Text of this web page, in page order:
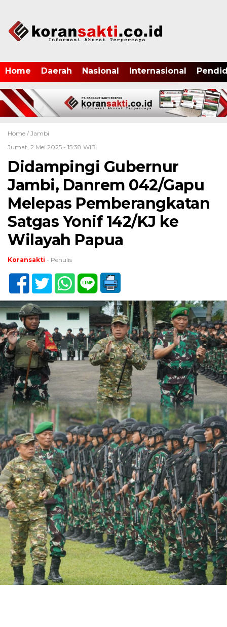
Home Daerah Nasional Internasional
Home / Jambi
Jumat, 2 Mei 2025 - 15:38 WIB
Didampingi Gubernur
Jambi, Danrem 042/Gapu
Melepas Pemberangkatan
Satgas Yonif 142/KJ ke
Wilayah Papua
Koransakti - Penulis